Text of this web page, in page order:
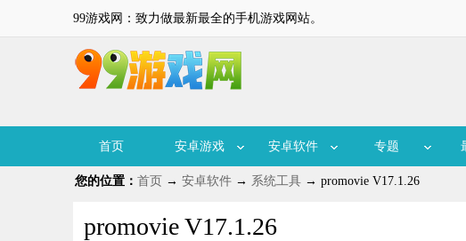
99游戏网：致力做最新最全的手机游戏网站。
首页 安卓游戏 安卓软件 专题
您的位置： 首页 → 安卓软件 → 系统工具 → promovie V17.1.26
promovie V17.1.26